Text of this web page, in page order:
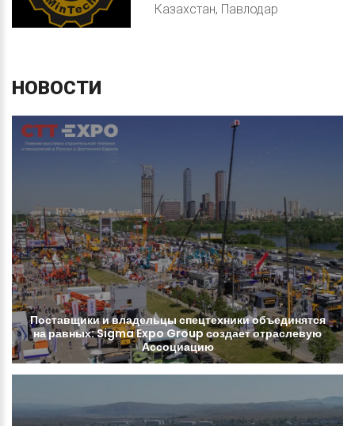
Казахстан, Павлодар
НОВОСТИ
Поставщикиивладельцыспецтехникиобъединятся
наравных:SigmaExpoGroup создаетотраслевую
Ассоциацию